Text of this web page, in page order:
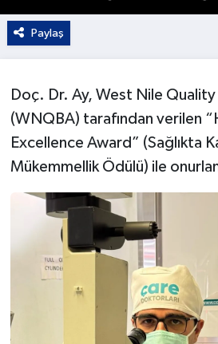
Paylaş
Doç. Dr. Ay, West Nile
(WNQBA) tarafından verilen
Excellence Award” (Sağlıkta
Mükemmellik Ödülü) ile